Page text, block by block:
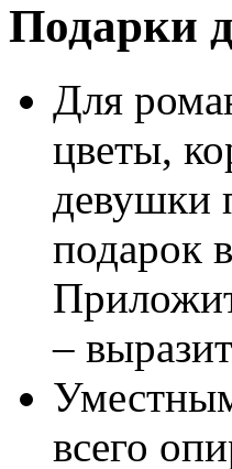
Подарки
Для
цветы,
девушки
подарок
–
всего